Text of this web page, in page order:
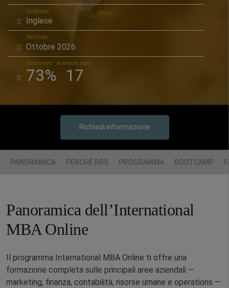
Richiedi informazione
Language
Inglese
Start Date
Ottobre 2026
Enrollment
73%
Available seats
17
PANORAMICA PERCHÉ RBS PROGRAMMA BOOTCAMP
Panoramica dell’International
MBA Online
Il programma International MBA Online ti offre una
formazione completa sulle principali aree aziendali —
marketing, finanza, contabilità, risorse umane e operations —